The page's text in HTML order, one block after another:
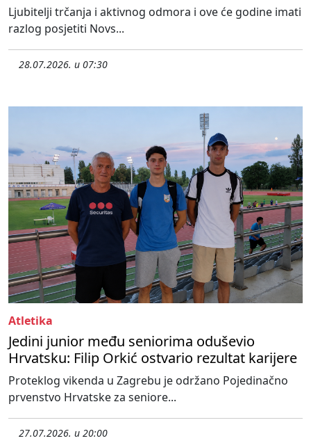
Ljubitelji trčanja i aktivnog odmora i ove će godine imati
razlog posjetiti Novs...
28.07.2026. u 07:30
Atletika
Jedini junior među seniorima oduševio
Hrvatsku: Filip Orkić ostvario rezultat karijere
Proteklog vikenda u Zagrebu je održano Pojedinačno
prvenstvo Hrvatske za seniore...
27.07.2026. u 20:00